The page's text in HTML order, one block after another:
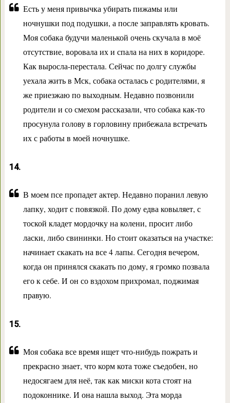
Есть у меня привычка убирать пижамы или
ночнушки под подушки, а после заправлять кровать.
Моя собака будучи маленькой очень скучала в моё
отсутствие, воровала их и спала на них в коридоре.
Как выросла-перестала. Сейчас по долгу службы
уехала жить в Мск, собака осталась с родителями, я
же приезжаю по выходным. Недавно позвонили
родители и со смехом рассказали, что собака как-то
просунула голову в горловину прибежала встречать
их с работы в моей ночнушке.
14.
В моем псе пропадет актер. Недавно поранил левую
лапку, ходит с повязкой. По дому едва ковыляет, с
тоской кладет мордочку на колени, просит либо
ласки, либо свининки. Но стоит оказаться на участке:
начинает скакать на все 4 лапы. Сегодня вечером,
когда он принялся скакать по дому, я громко позвала
его к себе. И он со вздохом прихромал, поджимая
правую.
15.
Моя собака все время ищет что-нибудь пожрать и
прекрасно знает, что корм кота тоже съедобен, но
недосягаем для неё, так как миски кота стоят на
подоконнике. И она нашла выход. Эта морда